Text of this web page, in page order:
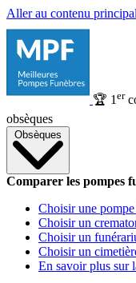
Aller au contenu principal
🏆 1 er
obsèques
Obsèques
Comparer les pompes
Choisir une
Choisir un
Choisir un
Choisir un
En savoir plus sur